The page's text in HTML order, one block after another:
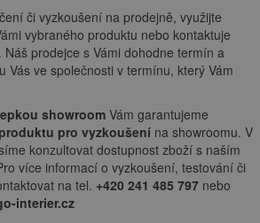
či vyzkoušení na prodejně, využijte
vybraného produktu nebo kontaktuje
. Náš prodejce s Vámi dohodne termín a
Vás ve společnosti v termínu, který Vám
showroom Vám garantujeme
pro vyzkoušení na showroomu. V
konzultovat dostupnost zboží s naším
více informací o vyzkoušení, testování či
na tel. +420 241 485 797 nebo
interier.cz